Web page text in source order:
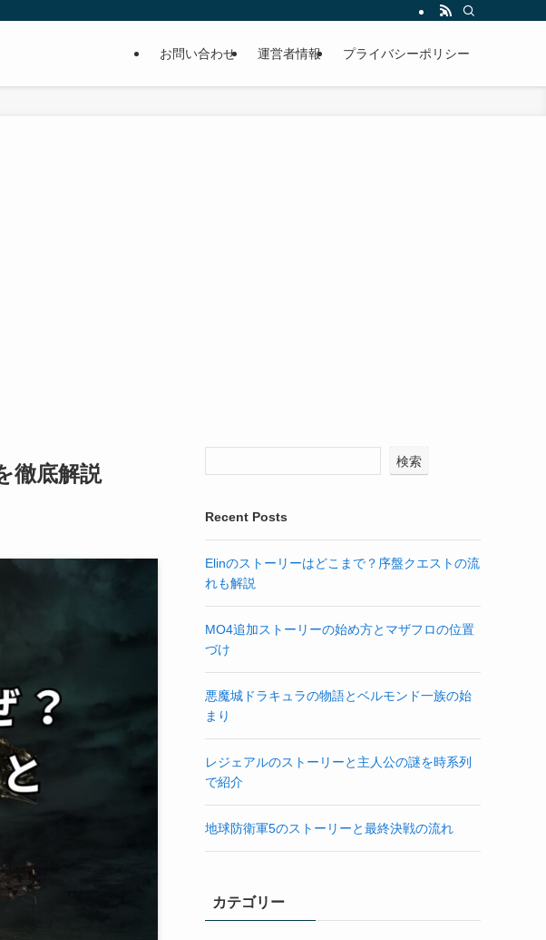
お問い合わせ 運営者情報 プライバシーポリシー
徹底解説 検索
Recent Posts
Elinのストーリーはどこまで？序盤クエストの流
れも解説
MO4追加ストーリーの始め方とマザフロの位置
づけ
悪魔城ドラキュラの物語とベルモンド一族の始
まり
レジェアルのストーリーと主人公の謎を時系列
で紹介
地球防衛軍5のストーリーと最終決戦の流れ
カテゴリー